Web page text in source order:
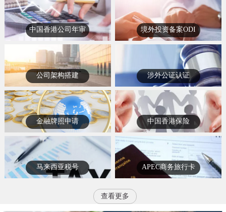
中国香港公司年审 境外投资备案ODI
公司架构搭建 涉外公证认证
金融牌照申请 中国香港保险
马来西亚税号 APEC商务旅行卡
查看更多